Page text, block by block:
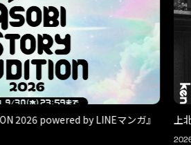
2026 powered by LINEマンガ』
上